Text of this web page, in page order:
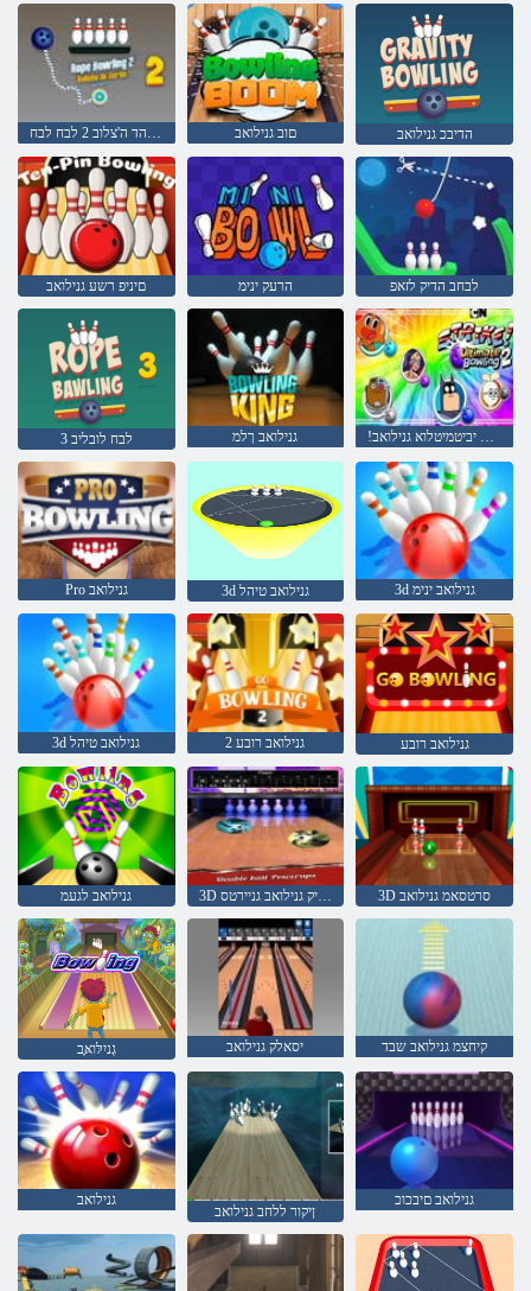
אדרוק הד ה'צלוב 2 לבח לבח םוב גנילואב הדיבכ גנילואב
םיניפ רשע גנילואב הרעק ינימ לבחב הדיק לזאפ
3 לבח לובליב גנילואב ךלמ !תֹוּכַהְל 2 יביטמיטלוא גנילואב
Pro גנילואב 3d גנילואב טיהל 3d גנילואב ינימ
3d גנילואב טיהל 2 גנילואב רובע גנילואב רובע
גנילואב לגעמ 3D גנילואב גניק גנילואב גניירטס 3D סרטסאמ גנילואב
גְניִלּואָּב יסאלק גנילואב קיחצמ גנילואב שבד
גנילואב
ןיקור ללחב גנילואב
גנילואב םיבכוכ